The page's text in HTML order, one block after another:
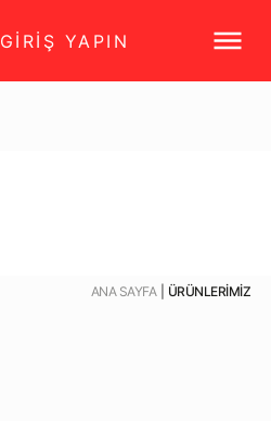
GİRİŞ YAPIN
ANA SAYFA ÜRÜNLERİMİZ